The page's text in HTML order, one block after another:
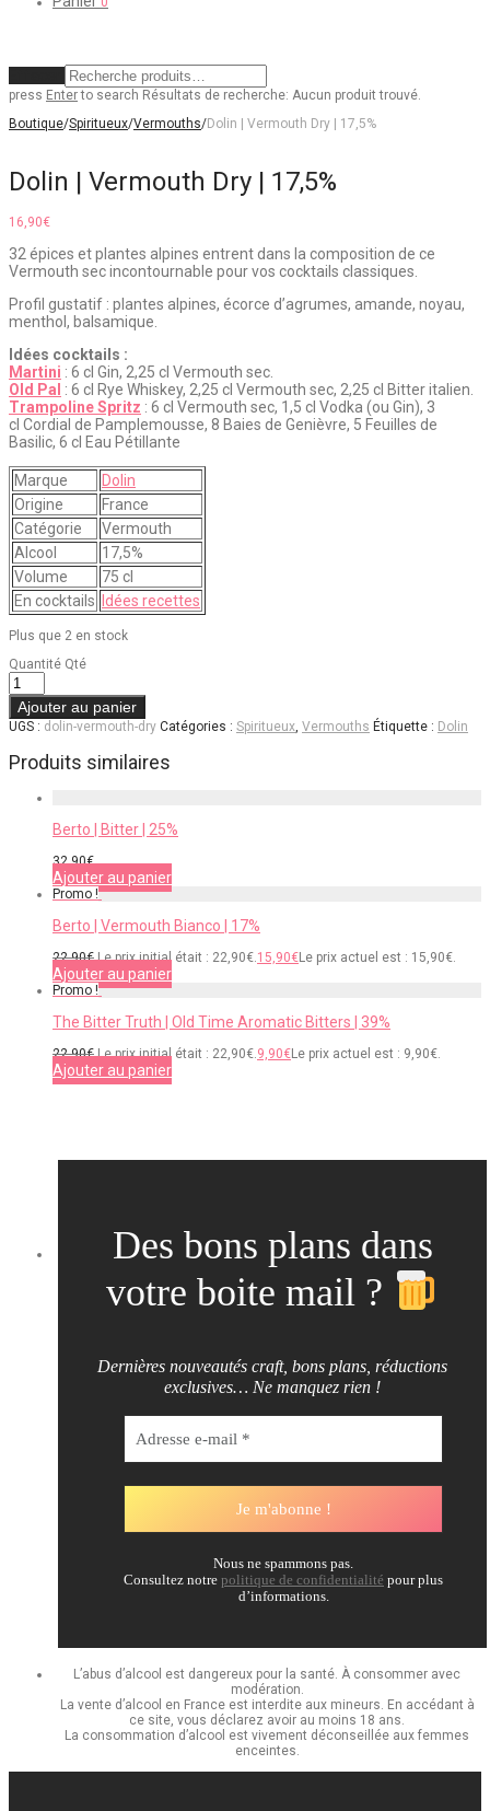
press Enterto search Résultats de recherche: Aucun produit trouvé.
Boutique/Spiritueux/Vermouths/Dolin | Vermouth Dry | 17,5%
Dolin | Vermouth Dry | 17,5%
16,90€
32 épices et plantes alpines entrent dans la composition de ce
Vermouth sec incontournable pour vos cocktails classiques.
Profil gustatif : plantes alpines, écorce d’agrumes, amande, noyau,
menthol, balsamique.
Idées cocktails :
Martini : 6 cl Gin, 2,25 cl Vermouth sec.
Old Pal : 6 cl Rye Whiskey, 2,25 cl Vermouth sec, 2,25 cl Bitter italien.
Trampoline Spritz : 6 cl Vermouth sec, 1,5 cl Vodka (ou Gin), 3
cl Cordial de Pamplemousse, 8 Baies de Genièvre, 5 Feuilles de
Basilic, 6 cl Eau Pétillante
Marque
Dolin
Origine
France
Catégorie
Vermouth
Alcool
17,5%
Volume
75 cl
En cocktails
Idées recettes
Plus que 2 en stock
Quantité Qté
Ajouter au panier
UGS : dolin-vermouth-dry Catégories : Spiritueux, Vermouths Étiquette : Dolin
Produits similaires
Berto | Bitter | 25%
32,90€
Ajouter au panier
Promo !
Berto | Vermouth Bianco | 17%
22,90€ Le prix initial était : 22,90€.15,90€Le prix actuel est : 15,90€.
Ajouter au panier
Promo !
The Bitter Truth | Old Time Aromatic Bitters | 39%
22,90€ Le prix initial était : 22,90€.9,90€Le prix actuel est : 9,90€.
Ajouter au panier
Des bons plans dans
votre boite mail ?
Dernières nouveautés craft, bons plans, réductions
exclusives… Ne manquez rien !
Nous ne spammons pas.
Consultez notre politique de confidentialité pour plus
d’informations.
L’abus d’alcool est dangereux pour la santé. À consommer avec
modération.
La vente d’alcool en France est interdite aux mineurs. En accédant à
ce site, vous déclarez avoir au moins 18 ans.
La consommation d’alcool est vivement déconseillée aux femmes
enceintes.